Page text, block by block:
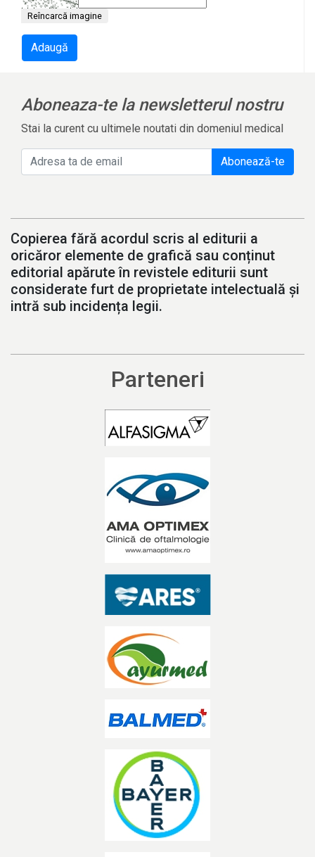
Reîncarcă imagine
Adaugă
Aboneaza-te la newsletterul nostru
Stai la curent cu ultimele noutati din domeniul medical
Abonează-te
Copierea fără acordul scris al editurii a
oricăror elemente de grafică sau conținut
editorial apărute în revistele editurii sunt
considerate furt de proprietate intelectuală și
intră sub incidența legii.
Parteneri